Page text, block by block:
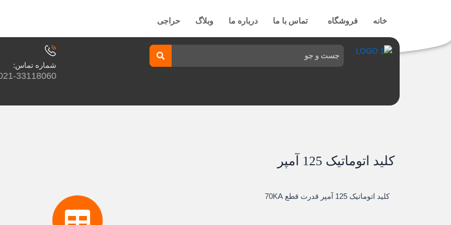
خانه فروشگاه تماس با ما درباره ما وبلاگ حراجی
شماره تماس:
33118060
کلید اتوماتیک 125 آمپر
کلید اتوماتیک 125 آمپر قدرت قطع 70KA